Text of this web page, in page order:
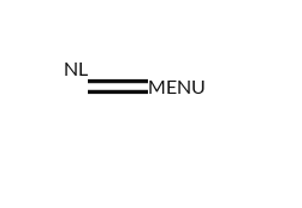
NL
MENU